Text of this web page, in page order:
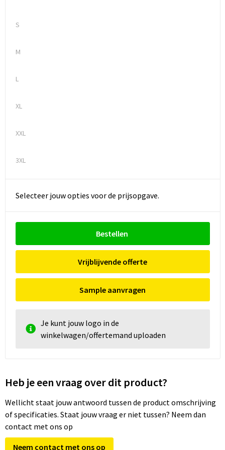
S
M
L
XL
XXL
3XL
Selecteer jouw opties voor de prijsopgave.
Bestellen
Vrijblijvende offerte
Sample aanvragen
Je kunt jouw logo in de
winkelwagen/offertemand uploaden
Heb je een vraag over dit product?
Wellicht staat jouw antwoord tussen de product omschrijving
of specificaties. Staat jouw vraag er niet tussen? Neem dan
contact met ons op
Neem contact met ons op